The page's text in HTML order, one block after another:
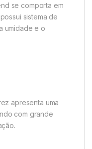
se comporta em
sistema de
umidade e o
apresenta uma
com grande